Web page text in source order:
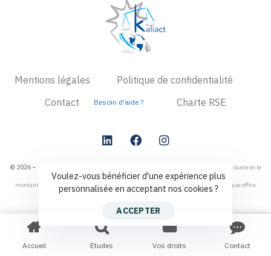
Mentions légales
Politique de confidentialité
Contact
Besoin d'aide ? Charte RSE
© 2026 – : Chaque Étude membre du réseau Kaliact est indépendante et le
montant des honoraires non tarifés relèvent de la responsabilité exclusive de chaque office
Accueil Etudes Vos droits Contact
Voulez-vous bénéficier d'une expérience plus
personnalisée en acceptant nos cookies ?
ACCEPTER